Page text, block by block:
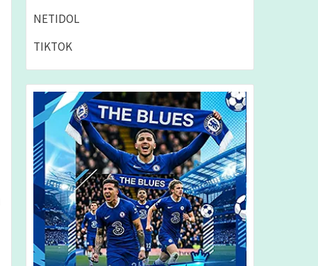
NETIDOL
TIKTOK